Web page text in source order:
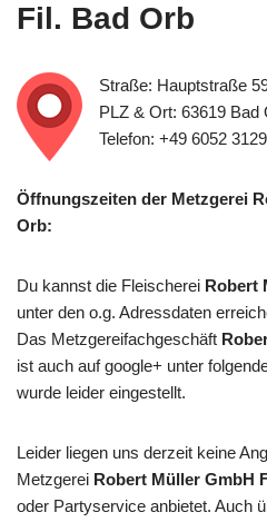
Fil. Bad Orb
Straße: Hauptstraße
PLZ & Ort: 63619 Bad
Telefon: +49 6052 3129
Öffnungszeiten der Metzgerei
Orb:
Du kannst die Fleischerei Robert
unter den o.g. Adressdaten
Das Metzgereifachgeschäft
ist auch auf google+ unter
wurde leider eingestellt.
Leider liegen uns derzeit keine
Metzgerei Robert Müller GmbH
oder Partyservice anbietet. Auch